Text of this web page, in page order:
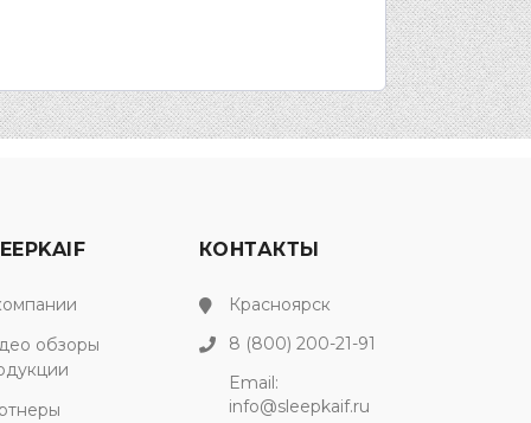
обзоры
КОНТАКТЫ
Красноярск
8 (800) 200-21-91
Email:
info@sleepkaif.ru